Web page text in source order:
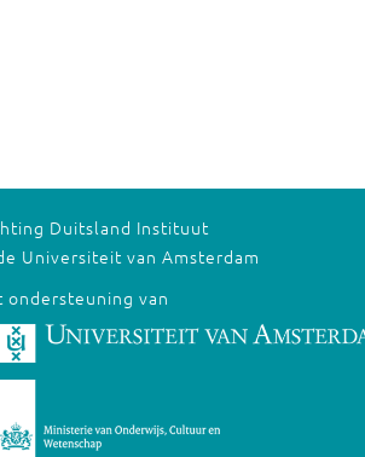
Duitsland Instituut
Universiteit van Amsterdam
ondersteuning van